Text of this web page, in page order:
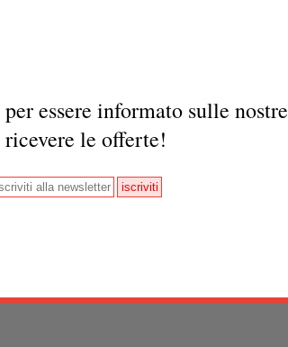
essere informato sulle nostre
le offerte!